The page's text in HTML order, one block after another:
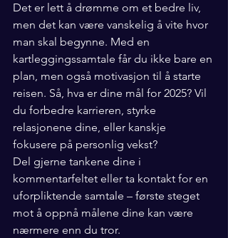
Det er lett å drømme om et bedre liv,
men det kan være vanskelig å vite hvor
man skal begynne. Med en
kartleggingssamtale får du ikke bare en
plan, men også motivasjon til å starte
reisen. Så, hva er dine mål for 2025? Vil
du forbedre karrieren, styrke
relasjonene dine, eller kanskje
fokusere på personlig vekst?
Del gjerne tankene dine i
kommentarfeltet eller ta kontakt for en
uforpliktende samtale – første steget
mot å oppnå målene dine kan være
nærmere enn du tror.